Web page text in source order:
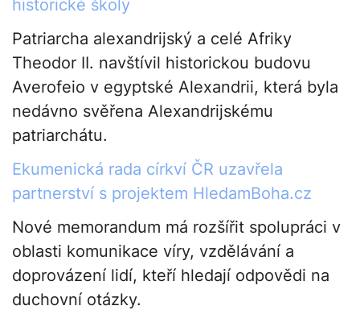
historické školy
Patriarcha alexandrijský a celé Afriky
Theodor II. navštívil historickou budovu
Averofeio v egyptské Alexandrii, která byla
nedávno svěřena Alexandrijskému
patriarchátu.
Ekumenická rada církví ČR uzavřela
partnerství s projektem HledamBoha.cz
Nové memorandum má rozšířit spolupráci v
oblasti komunikace víry, vzdělávání a
doprovázení lidí, kteří hledají odpovědi na
duchovní otázky.